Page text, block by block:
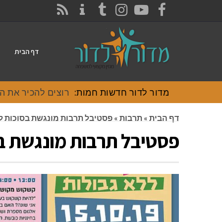
FACEBOOK
YOUTUBE
INSTAGRAM
TUMBLR
דף הבית
מדור לדור חדשות חמות: רוצים להכיר את
דף הבית » תרבות » פסטיבל תרבות מונגשת
פסטיבל תרבות